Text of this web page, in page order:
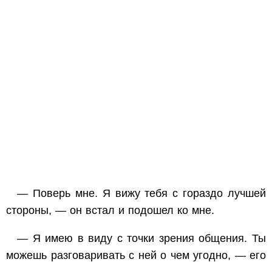
— Поверь мне. Я вижу тебя с гораздо лучшей
стороны, — он встал и подошел ко мне.
— Я имею в виду с точки зрения общения. Ты
можешь разговаривать с ней о чем угодно, — его